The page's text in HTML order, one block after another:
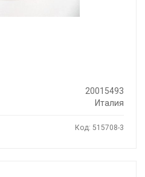
20015493
Италия
Код: 515708-3